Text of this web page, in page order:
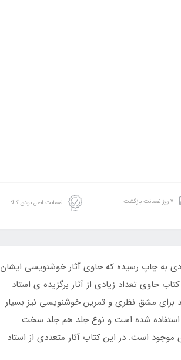
۷ روز ضمانت بازگشت ضمانت اصل بودن کالا
به چاپ رسیده که حاوی آثار خوشنویسی ایشان
حاوی تعداد زیادی از آثار برگزیده ی استاد
که می‌تواند برای مشق نظری و تمرین خوشنویسی نیز بسیار
استفاده شده است و نوع جلد هم جلد سخت
موجود است. در این کتاب آثار متعددی از استاد